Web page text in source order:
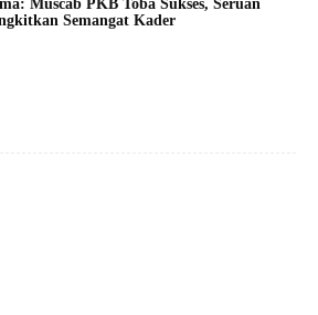
Muscab PKB Toba Sukses, Seruan
Semangat Kader